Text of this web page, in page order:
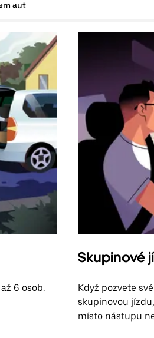
aut
6 osob.
Skupinové
Když pozvete
skupinovou
místo nástupu